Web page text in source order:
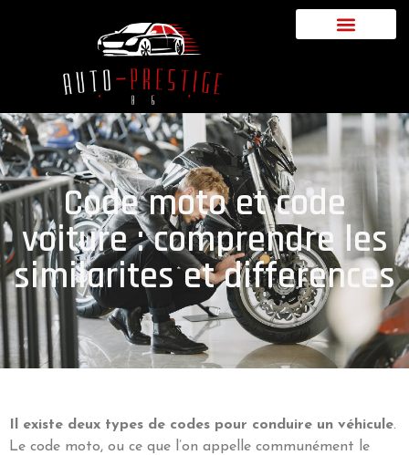
Code moto et code
voiture : comprendre les
similarites et differences
Il existe deux types de codes pour conduire un véhicule.
Le code moto, ou ce que l’on appelle communément le